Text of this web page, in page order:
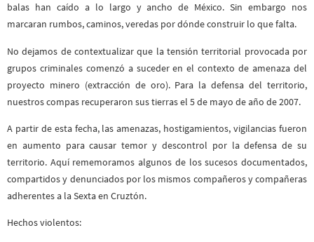
balas han caído a lo largo y ancho de México. Sin embargo nos
marcaran rumbos, caminos, veredas por dónde construir lo que falta.
No dejamos de contextualizar que la tensión territorial provocada por
grupos criminales comenzó a suceder en el contexto de amenaza del
proyecto minero (extracción de oro). Para la defensa del territorio,
nuestros compas recuperaron sus tierras el 5 de mayo de año de 2007.
A partir de esta fecha, las amenazas, hostigamientos, vigilancias fueron
en aumento para causar temor y descontrol por la defensa de su
territorio. Aquí rememoramos algunos de los sucesos documentados,
compartidos y denunciados por los mismos compañeros y compañeras
adherentes a la Sexta en Cruztón.
Hechos violentos: